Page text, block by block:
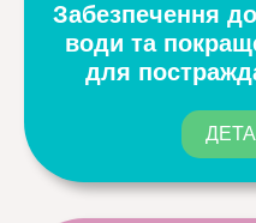
Забезпечення
води та
для